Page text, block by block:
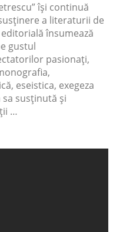
îşi continuă
a literaturii de
însumează
gustul
pasionați,
eseistica, exegeza
susținută și
…